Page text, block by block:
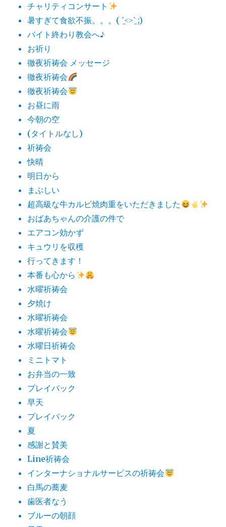
チャリティコンサート
暑すぎて食欲不振。。。( ˊ̱˂˃ˋ̱ ;)
バイト終わり教会へ♪
お祈り
徹夜祈祷会 メッセージ
徹夜祈祷会
徹夜祈祷会
お昼に雨
今朝の空
(タイトルなし)
祈祷会
快晴
明日から
まぶしい
超高級な牛カルビ焼肉重をいただきました
おばあちゃんの介護の件で
エアコン効かず
キュウリを収穫
行ってきます！
本番も心から
水曜祈祷会
夕焼け
水曜祈祷会
水曜祈祷会
水曜日祈祷会
ミニトマト
お弁当の一致
プレイバック
早天
プレイバック
夏
感謝と賛美
Line祈祷会
インターナショナルサービスの祈祷会
白馬の蕎麦
歯医者なう
ブルーの朝顔